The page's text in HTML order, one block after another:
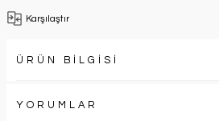
Karşılaştır
ÜRÜN BİLGİSİ
YORUMLAR